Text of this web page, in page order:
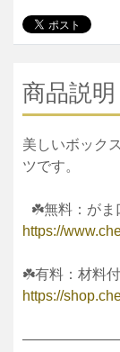
商品説明
美しいボック
ツです。
☘️無料：がま
https://
☘️有料：材料
https://